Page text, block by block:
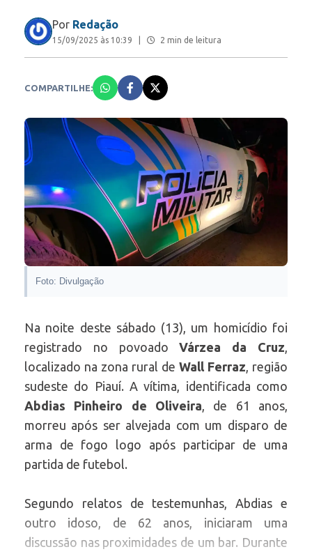
Por Redação
15/09/2025 às 10:39 2 min de leitura
COMPARTILHE:
Foto: Divulgação
Na noite deste sábado (13), um homicídio foi
registrado no povoadoVárzea da Cruz,
localizado na zona rural de Wall Ferraz, região
sudeste do Piauí. A vítima, identificada como
Abdias Pinheiro de Oliveira, de 61 anos,
morreu após ser alvejada com um disparo de
arma de fogo logo após participar de uma
partida de futebol.
Segundo relatos de testemunhas, Abdias e
outro idoso, de 62 anos, iniciaram uma
discussão nas proximidades de um bar. Durante